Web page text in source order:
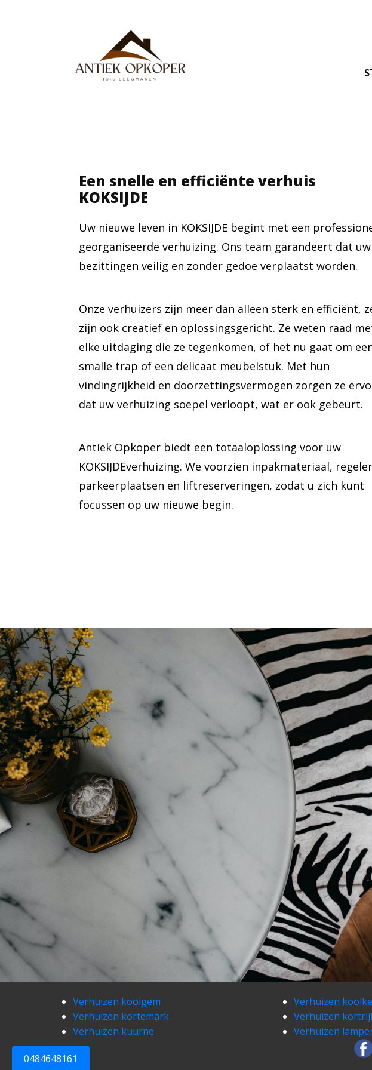
0484648161
Een snelle en efficiënte verhuis
KOKSIJDE
Uw nieuwe leven in KOKSIJDE begint met een
georganiseerde verhuizing. Ons team garandeert dat uw
bezittingen veilig en zonder gedoe verplaatst worden.
Onze verhuizers zijn meer dan alleen sterk en efficiënt,
zijn ook creatief en oplossingsgericht. Ze weten raad
elke uitdaging die ze tegenkomen, of het nu gaat om
smalle trap of een delicaat meubelstuk. Met hun
vindingrijkheid en doorzettingsvermogen zorgen ze
dat uw verhuizing soepel verloopt, wat er ook gebeurt.
Antiek Opkoper biedt een totaaloplossing voor uw
KOKSIJDEverhuizing. We voorzien inpakmateriaal,
parkeerplaatsen en liftreserveringen, zodat u zich kunt
focussen op uw nieuwe begin.
Verhuizen kooigem Verhuizen
Verhuizen kortemark
Verhuizen
Verhuizen kuurne
Verhuizen